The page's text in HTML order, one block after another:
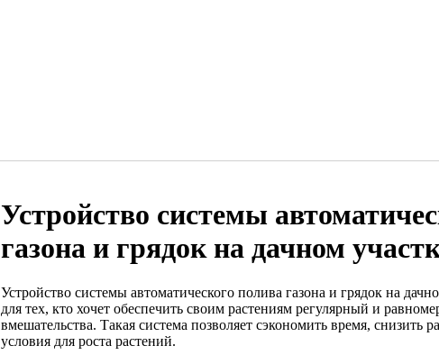
Устройство системы
газона и грядок на дачном
Устройство системы автоматического полива газона и грядок на
для тех, кто хочет обеспечить своим растениям регулярный и
вмешательства. Такая система позволяет сэкономить время, снизить
условия для роста растений.